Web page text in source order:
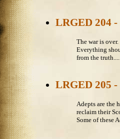
LRGED 204 -
The war is
Everything
from the truth....
LRGED 205
Adepts are the
reclaim their
Some of these